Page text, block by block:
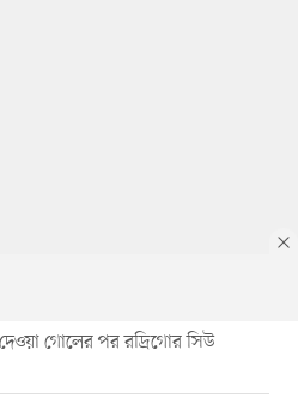
গোলের পর রদ্রিগোর সিউ